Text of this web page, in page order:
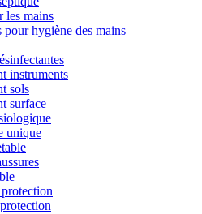
les mains
pour hygiène des mains
instruments
sols
surface
unique